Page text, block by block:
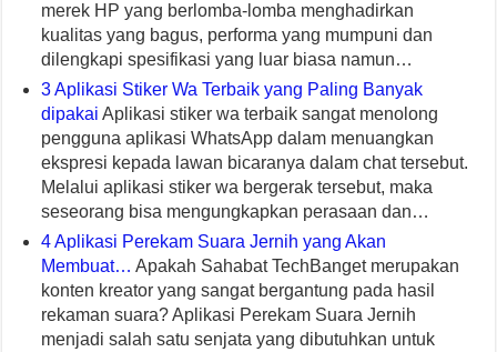
merek HP yang berlomba-lomba menghadirkan
kualitas yang bagus, performa yang mumpuni dan
dilengkapi spesifikasi yang luar biasa namun…
3 Aplikasi Stiker Wa Terbaik yang Paling Banyak
dipakai Aplikasi stiker wa terbaik sangat menolong
pengguna aplikasi WhatsApp dalam menuangkan
ekspresi kepada lawan bicaranya dalam chat tersebut.
Melalui aplikasi stiker wa bergerak tersebut, maka
seseorang bisa mengungkapkan perasaan dan…
4 Aplikasi Perekam Suara Jernih yang Akan
Membuat… Apakah Sahabat TechBanget merupakan
konten kreator yang sangat bergantung pada hasil
rekaman suara? Aplikasi Perekam Suara Jernih
menjadi salah satu senjata yang dibutuhkan untuk